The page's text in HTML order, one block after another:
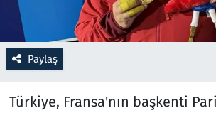
Paylaş
Türkiye, Fransa'nın başkenti
Rüya Tabirleri
Sağlık
Savunma Sanayi